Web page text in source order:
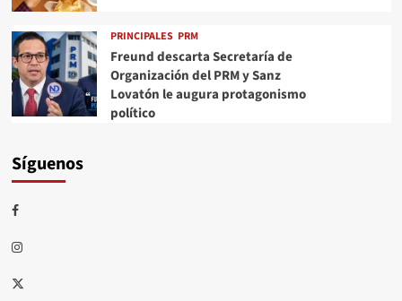
PRINCIPALES PRM
Freund descarta Secretaría de
Organización del PRM y Sanz
Lovatón le augura protagonismo
político
Síguenos